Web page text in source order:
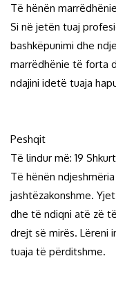
Të hënën
Si në jetën tuaj
bashkëpunimi dhe
marrëdhënie të forta
ndajini idetë tuaja
Peshqit
Të lindur më: 19
Të hënën
jashtëzakonshme.
dhe të ndiqni atë zë
drejt së mirës. Lëreni
tuaja të përditshme.